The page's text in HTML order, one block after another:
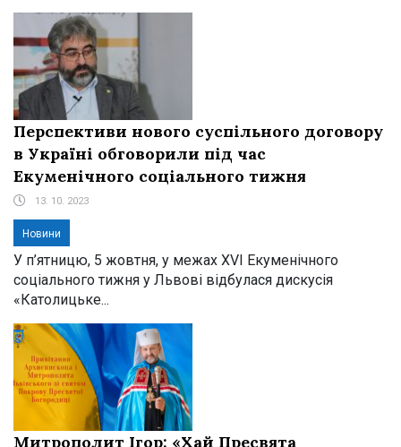
Перспективи нового суспільного договору
в Україні обговорили під час
Екуменічного соціального тижня
13. 10. 2023
Новини
У п’ятницю, 5 жовтня, у межах XVI Екуменічного
соціального тижня у Львові відбулася дискусія
«Католицьке...
Митрополит Ігор: «Хай Пресвята